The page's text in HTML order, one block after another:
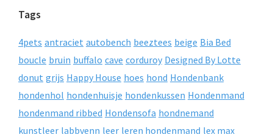
Tags
4pets antraciet autobench beeztees beige Bia Bed
boucle bruin buffalo cave corduroy Designed By Lotte
donut grijs Happy House hoes hond Hondenbank
hondenhol hondenhuisje hondenkussen Hondenmand
hondenmand ribbed Hondensofa hondnemand
kunstleer labbvenn leer leren hondenmand lex max